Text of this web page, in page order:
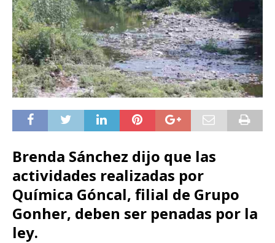
Brenda Sánchez dijo que las
actividades realizadas por
Química Góncal, filial de Grupo
Gonher, deben ser penadas por la
ley.